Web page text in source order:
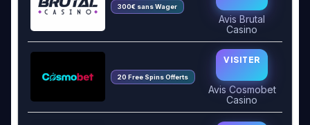
300€ sans Wager
Avis Brutal
Casino
20 Free Spins Offerts
VISITER
Avis Cosmobet
Casino